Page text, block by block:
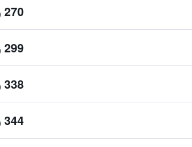
270 ﷼
299 ﷼
338 ﷼
344 ﷼